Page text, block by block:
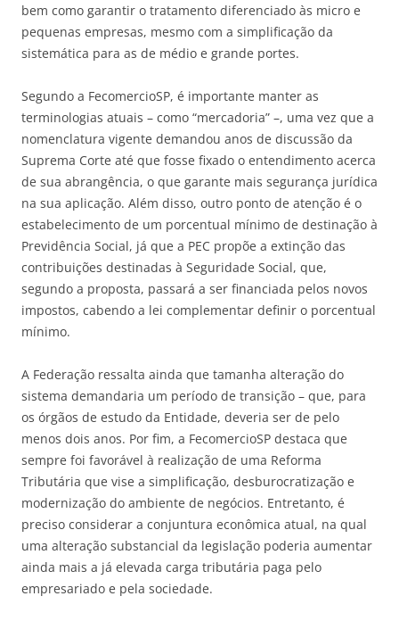
bem como garantir o tratamento diferenciado às micro e
pequenas empresas, mesmo com a simplificação da
sistemática para as de médio e grande portes.
Segundo a FecomercioSP, é importante manter as
terminologias atuais – como “mercadoria” –, uma vez que a
nomenclatura vigente demandou anos de discussão da
Suprema Corte até que fosse fixado o entendimento acerca
de sua abrangência, o que garante mais segurança jurídica
na sua aplicação. Além disso, outro ponto de atenção é o
estabelecimento de um porcentual mínimo de destinação à
Previdência Social, já que a PEC propõe a extinção das
contribuições destinadas à Seguridade Social, que,
segundo a proposta, passará a ser financiada pelos novos
impostos, cabendo a lei complementar definir o porcentual
mínimo.
A Federação ressalta ainda que tamanha alteração do
sistema demandaria um período de transição – que, para
os órgãos de estudo da Entidade, deveria ser de pelo
menos dois anos. Por fim, a FecomercioSP destaca que
sempre foi favorável à realização de uma Reforma
Tributária que vise a simplificação, desburocratização e
modernização do ambiente de negócios. Entretanto, é
preciso considerar a conjuntura econômica atual, na qual
uma alteração substancial da legislação poderia aumentar
ainda mais a já elevada carga tributária paga pelo
empresariado e pela sociedade.